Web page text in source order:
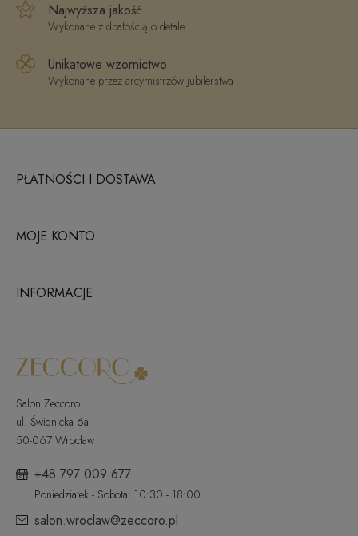
Najwyższa jakość
Wykonane z dbałością o detale
Unikatowe wzornictwo
Wykonane przez arcymistrzów jubilerstwa
PŁATNOŚCI I DOSTAWA
MOJE KONTO
INFORMACJE
Salon Zeccoro
ul. Świdnicka 6a
50-067 Wrocław
+48 797 009 677
Poniedziałek - Sobota: 10:30 - 18:00
salon.wroclaw@zeccoro.pl